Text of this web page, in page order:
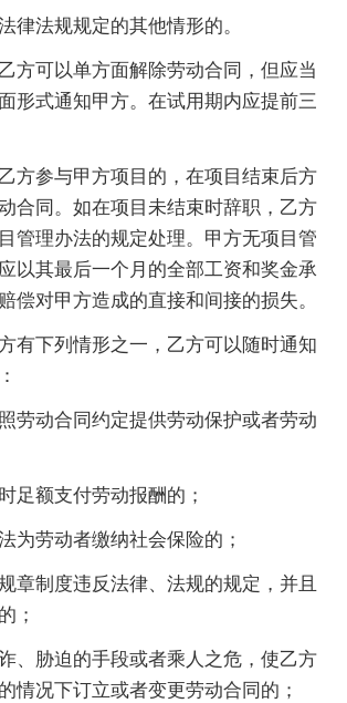
律法规规定的其他情形的。
方可以单方面解除劳动合同，但应当
形式通知甲方。在试用期内应提前三
方参与甲方项目的，在项目结束后方
合同。如在项目未结束时辞职，乙方
管理办法的规定处理。甲方无项目管
以其最后一个月的全部工资和奖金承
偿对甲方造成的直接和间接的损失。
有下列情形之一，乙方可以随时通知
照劳动合同约定提供劳动保护或者劳动
足额支付劳动报酬的；
为劳动者缴纳社会保险的；
章制度违反法律、法规的规定，并且
；
诈、胁迫的手段或者乘人之危，使乙方
情况下订立或者变更劳动合同的；